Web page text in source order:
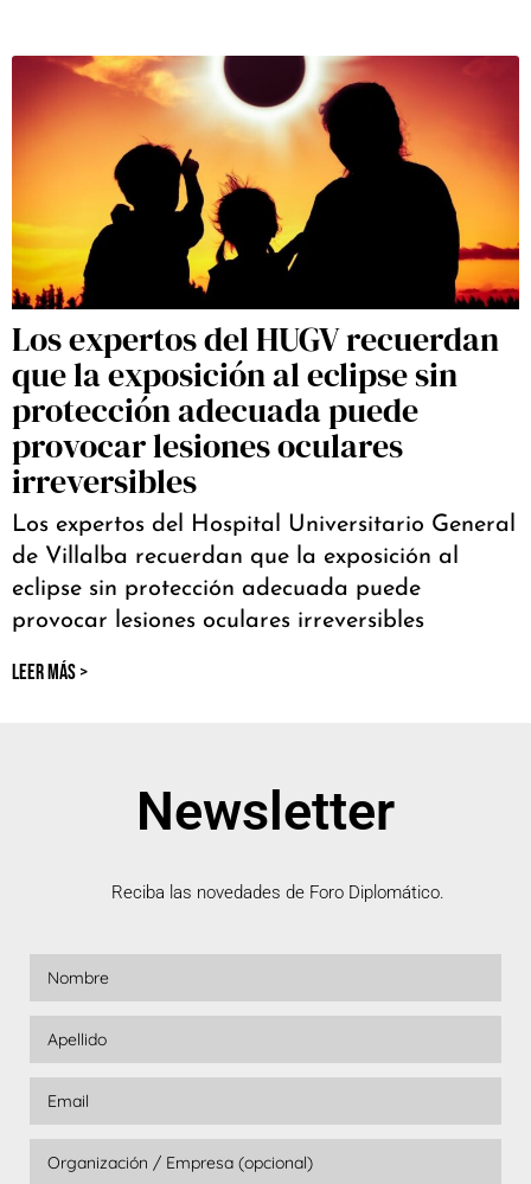
Los expertos del HUGV recuerdan
que la exposición al eclipse sin
protección adecuada puede
provocar lesiones oculares
irreversibles
Los expertos del Hospital Universitario General
de Villalba recuerdan que la exposición al
eclipse sin protección adecuada puede
provocar lesiones oculares irreversibles
LEER MÁS >
Newsletter
Reciba las novedades de Foro Diplomático.